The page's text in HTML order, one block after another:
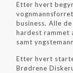
Etter hvert
business. Alle
hardest rammet
samt
Etter hvert
Brødrene